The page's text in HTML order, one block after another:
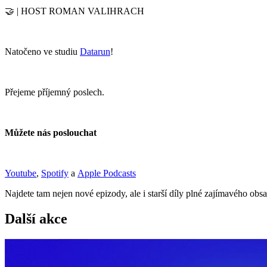
🤝 | HOST ROMAN VALIHRACH
Natočeno ve studiu Datarun!
Přejeme příjemný poslech.
Můžete nás poslouchat
Youtube, Spotify a Apple Podcasts
Najdete tam nejen nové epizody, ale i starší díly plné zajímavého
Další akce